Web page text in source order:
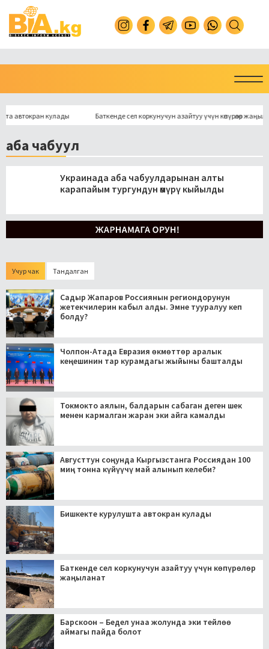
кулады Баткенде сел коркунучун азайтуу үчүн көпүрөлөр жаңыланат
аба чабуул
Украинада аба чабуулдарынан алты
карапайым тургундун өмүрү кыйылды
Учур чак Тандалган
Садыр Жапаров Россиянын региондорунун
жетекчилерин кабыл алды. Эмне тууралуу кеп
болду?
Чолпон-Атада Евразия өкмөттөр аралык
кеңешинин тар курамдагы жыйыны башталды
Токмокто аялын, балдарын сабаган деген шек
менен кармалган жаран эки айга камалды
Августтун соңунда Кыргызстанга Россиядан 100
миң тонна күйүүчү май алынып келеби?
Бишкекте курулушта автокран кулады
Баткенде сел коркунучун азайтуу үчүн көпүрөлөр
жаңыланат
Барскоон – Бедел унаа жолунда эки тейлөө
аймагы пайда болот